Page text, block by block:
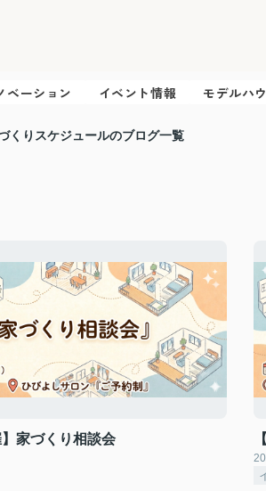
ベーション イベント情報 モデルハ
くりスケジュールのブログ一覧
】家づくり相談会